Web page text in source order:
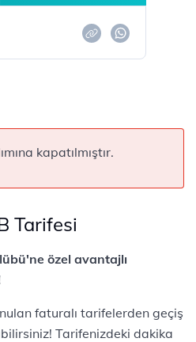
kapatılmıştır.
Tarifesi
özel avantajlı
faturalı tarifelerden geçiş
Tarifenizdeki dakika